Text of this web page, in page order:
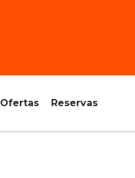
Ofertas Reservas